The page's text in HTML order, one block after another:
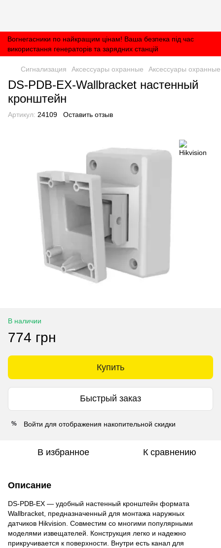
Вогнегасники по найкращим цінам! Ваша безпека під час
використання генераторів та зарядних станцій
Сигнализация Аксессуары охранные Аксессуары
DS-PDB-EX-Wallbracket настенный
кронштейн
Артикул: 24109 Оставить отзыв
В наличии
774 грн
Купить
Быстрый заказ
% Войти для отображения накопительной скидки
В избранное К сравнению
Описание
DS-PDB-EX — удобный настенный кронштейн формата
Wallbracket, предназначенный для монтажа наружных
датчиков Hikvision. Совместим со многими популярными
моделями извещателей. Конструкция легко и надежно
прикручивается к поверхности. Внутри есть канал для